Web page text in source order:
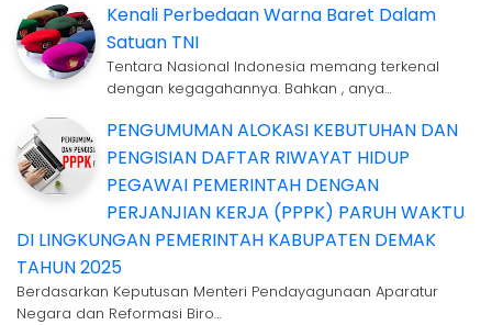
Kenali Perbedaan Warna Baret Dalam
Satuan TNI
Tentara Nasional Indonesia memang terkenal
dengan kegagahannya. Bahkan , anya…
PENGUMUMAN ALOKASI KEBUTUHAN DAN
PENGISIAN DAFTAR RIWAYAT HIDUP
PEGAWAI PEMERINTAH DENGAN
PERJANJIAN KERJA (PPPK) PARUH WAKTU
DI LINGKUNGAN PEMERINTAH KABUPATEN DEMAK
TAHUN 2025
Berdasarkan Keputusan Menteri Pendayagunaan Aparatur
Negara dan Reformasi Biro…